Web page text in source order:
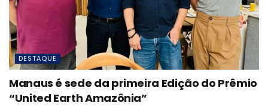
DESTAQUE
Manaus é sede da primeira Edição do Prêmio
“United Earth Amazônia”